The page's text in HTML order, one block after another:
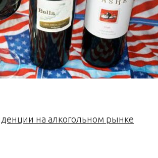
на алкогольном рынке